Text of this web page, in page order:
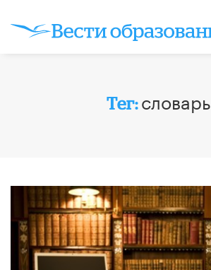
Тег:словарь